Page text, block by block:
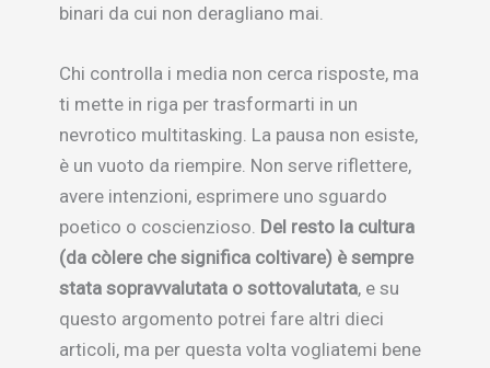
binari da cui non deragliano mai.
Chi controlla i media non cerca risposte, ma
ti mette in riga per trasformarti in un
nevrotico multitasking. La pausa non esiste,
è un vuoto da riempire. Non serve riflettere,
avere intenzioni, esprimere uno sguardo
poetico o coscienzioso. Del resto la cultura
(da còlere che significa coltivare) è sempre
stata sopravvalutata o sottovalutata, e su
questo argomento potrei fare altri dieci
articoli, ma per questa volta vogliatemi bene